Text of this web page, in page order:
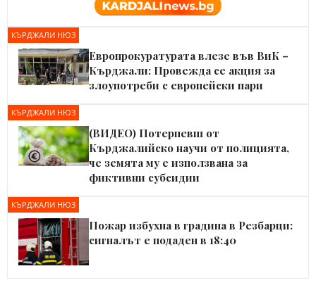
КЪРДЖАЛИ НЮЗ
Европрокуратурата влезе във ВиК –
Кърджали: Провежда се акция за
злоупотреби с европейски пари
КЪРДЖАЛИ НЮЗ
(ВИДЕО) Потерпевш от
Кърджалийско научи от полицията,
че земята му е използвана за
фиктивни субсидии
КЪРДЖАЛИ НЮЗ
Пожар избухна в градина в Резбарци:
сигналът е подаден в 18:40